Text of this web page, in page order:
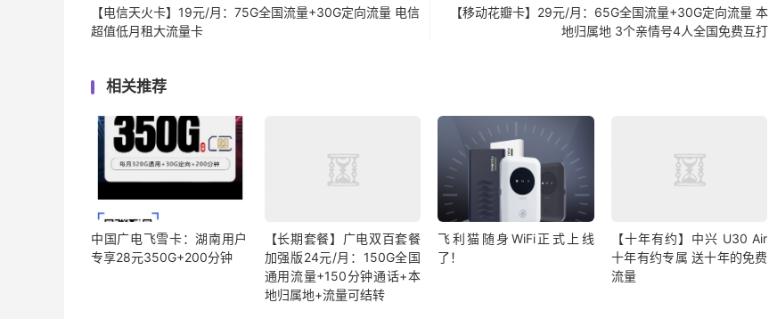
【电信天火卡】19元/月：75G全国流量+30G定向流量 电信
超值低月租大流量卡
【移动花瓣卡】29元/月：65G全国流量+30G定向流量 本
地归属地 3个亲情号4人全国免费互打
相关推荐
中国广电飞雪卡：湖南用户
专享28元350G+200分钟
【长期套餐】广电双百套餐
加强版24元/月：150G全国
通用流量+150分钟通话+本
地归属地+流量可结转
飞利猫随身WiFi正式上线
了！
【十年有约】中兴 U30 Air
十年有约专属 送十年的免费
流量